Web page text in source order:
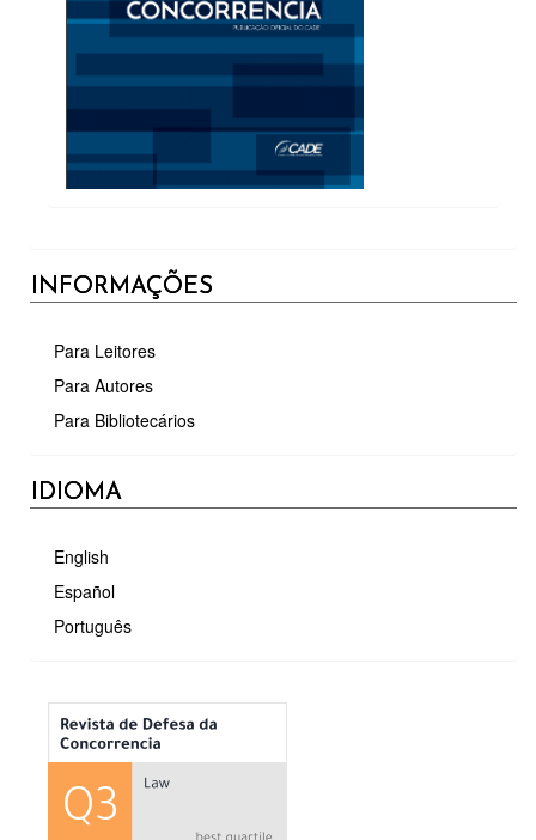
INFORMAÇÕES
Para Leitores
Para Autores
Para Bibliotecários
IDIOMA
English
Español
Português
MÉTRICAS